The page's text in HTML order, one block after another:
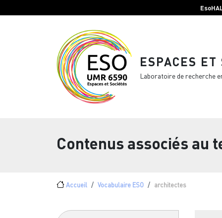
ESPACES ET
Laboratoire de recherche
Contenus associés au
Fil d'Ariane
Accueil Vocabulaire ESO architectes